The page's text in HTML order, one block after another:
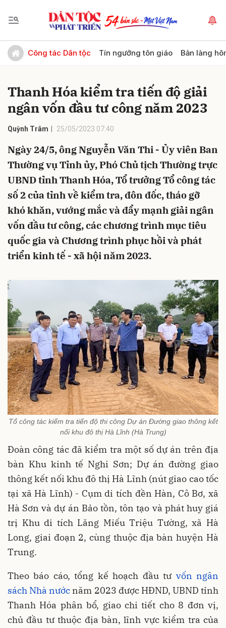
Công tác Dân tộc Tín ngưỡng tôn giáo Bản làng
Thanh Hóa kiểm tra tiến độ giải
ngân vốn đầu tư công năm 2023
Quỳnh Trâm 25/05/2023 07:40
Ngày 24/5, ông Nguyễn Văn Thi - Ủy viên Ban
Thường vụ Tỉnh ủy, Phó Chủ tịch Thường trực
UBND tỉnh Thanh Hóa, Tổ trưởng Tổ công tác
số 2 của tỉnh về kiểm tra, đôn đốc, tháo gỡ
khó khăn, vướng mắc và đẩy mạnh giải ngân
vốn đầu tư công, các chương trình mục tiêu
quốc gia và Chương trình phục hồi và phát
triển kinh tế - xã hội năm 2023.
Tổ công tác kiểm tra tiến độ thi công Dự án Đường giao thông kết
nối khu đô thị Hà Lĩnh (Hà Trung)
Đoàn công tác đã kiểm tra một số dự án trên địa
bàn Khu kinh tế Nghi Sơn; Dự án đường giao
thông kết nối khu đô thị Hà Lĩnh (nút giao cao tốc
tại xã Hà Lĩnh) - Cụm di tích đền Hàn, Cô Bơ, xã
Hà Sơn và dự án Bảo tồn, tôn tạo và phát huy giá
trị Khu di tích Lăng Miếu Triệu Tường, xã Hà
Long, giai đoạn 2, cùng thuộc địa bàn huyện Hà
Trung.
Theo báo cáo, tổng kế hoạch đầu tư vốn ngân
sách Nhà nước năm 2023 được HĐND, UBND tỉnh
Thanh Hóa phân bổ, giao chi tiết cho 8 đơn vị,
chủ đầu tư thuộc địa bàn, lĩnh vực kiểm tra của
Gửi bình luận
Hủy Gửi